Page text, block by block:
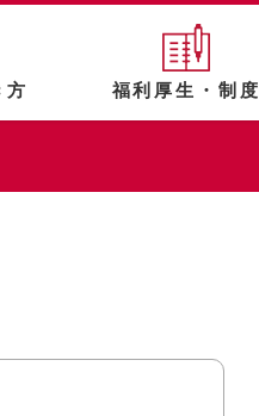
方 福利厚生・制度